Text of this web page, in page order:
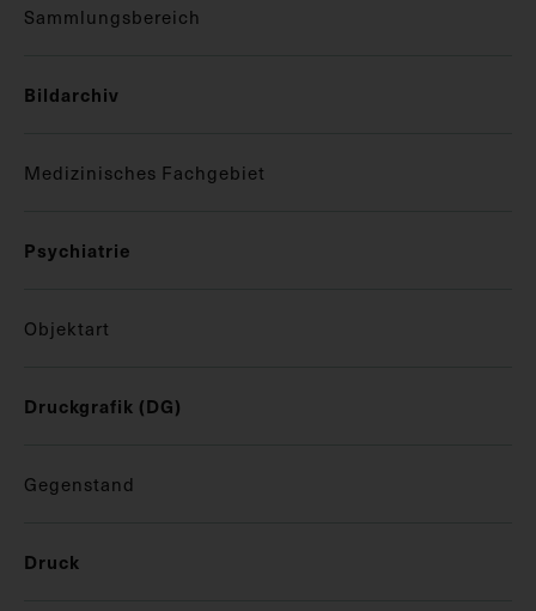
Sammlungsbereich
Bildarchiv
Medizinisches Fachgebiet
Psychiatrie
Objektart
Druckgrafik (DG)
Gegenstand
Druck